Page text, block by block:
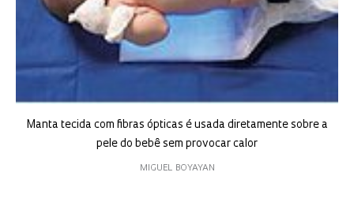
Manta tecida com fibras ópticas é usada diretamente sobre a
pele do bebê sem provocar calor
MIGUEL BOYAYAN